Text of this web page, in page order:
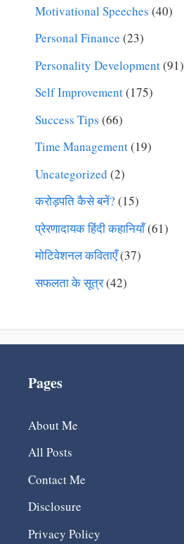
Motivational Speeches (40)
Personal Finance (23)
Personality Development(91)
Self Improvement(175)
Success Tips (66)
Time Management(19)
Uncategorized (2)
करोड़पति कैसे बनें? (15)
प्रेरणादायक हिंदी कहानियाँ(61)
मोटिवेशनल कविताएँ(37)
सफलता के सूत्र(42)
Pages
About Me
All Posts
Contact Me
Disclosure
Privacy Policy